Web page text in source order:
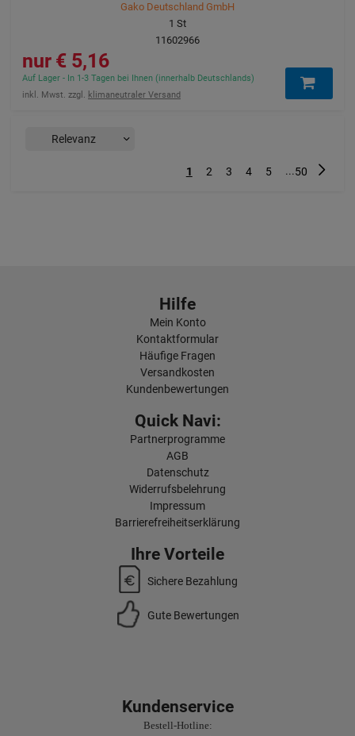
Gako Deutschland GmbH
1 St
11602966
5,16 €
Auf Lager - In 1-3 Tagen bei Ihnen (innerhalb Deutschlands)
inkl. Mwst. zzgl. klimaneutraler Versand
1 2 3 4 5 ...50
Hilfe
Mein Konto
Kontaktformular
Häufige Fragen
Versandkosten
Kundenbewertungen
Quick Navi:
Partnerprogramme
AGB
Datenschutz
Widerrufsbelehrung
Impressum
Barrierefreiheitserklärung
Ihre Vorteile
Sichere Bezahlung
Gute Bewertungen
Kundenservice
Bestell-Hotline: